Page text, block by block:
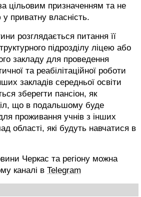
цільовим призначенням та не
приватну власність.
розглядається питання її
підрозділу ліцею або
закладу для проведення
та реабілітаційної роботи
закладів середньої освіти
зберегти пансіон, як
що в подальшому буде
проживання учнів з інших
області, які будуть навчатися в
Черкас та регіону можна
каналі в Telegram